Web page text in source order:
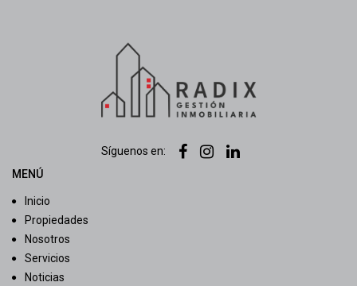
Síguenos en:
MENÚ
Inicio
Propiedades
Nosotros
Servicios
Noticias